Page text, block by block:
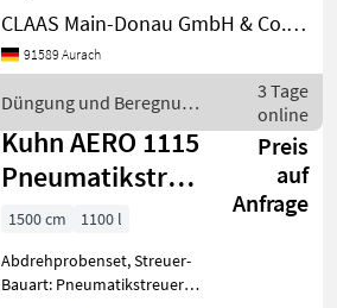
Neumaschine--Tandem
StalldungstreuerZulässiges
Gesamtgewicht 13, 0
-20ALBBreitstreuwerkHydraulischer
Kratzbodena
CLAAS Main-Donau GmbH & Co. KG, Landtechnik-Vetrieb, Aurach
91589 Aurach
Düngung und Beregnung
/ Oehler
3 Tage
online
Kuhn AERO 1115
Pneumatikstreuer
Rauch AERO
1115
Preis
auf
Anfrage
1500 cm
1100 l
Abdrehprobenset, Streuer-
Bauart: Pneumatikstreuer,